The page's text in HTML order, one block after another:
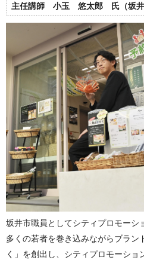
主任講師 小玉 悠太郎 氏（坂
坂井市職員としてシティプロモーシ
多くの若者を巻き込みながらブラン
く」を創出し、シティプロモーシ